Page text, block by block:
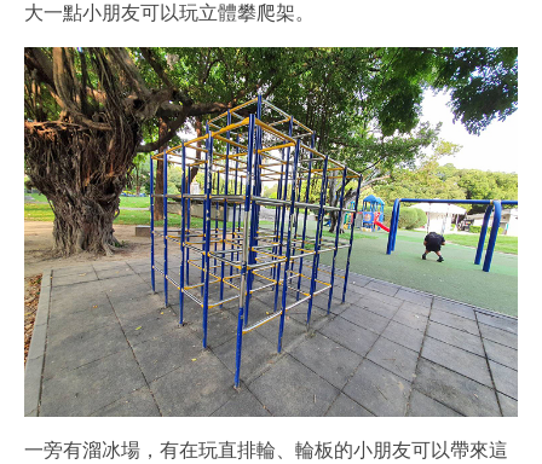
大一點小朋友可以玩立體攀爬架。
一旁有溜冰場，有在玩直排輪、輪板的小朋友可以帶來這